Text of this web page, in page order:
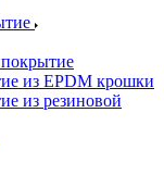
из EPDM крошки
из резиновой